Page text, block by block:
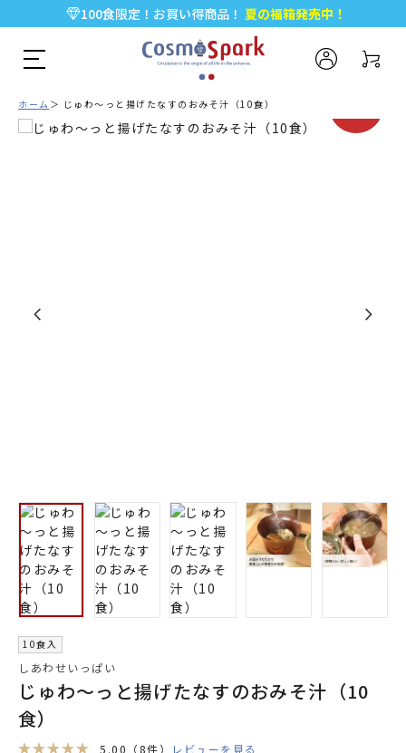
100食限定！お買い得商品！ 夏の福箱発売中！
5,000円以上のお買い物で全国一律送料無料♪
新規会員登録で今すぐ使える500ポイント プレゼント！
ホーム じゅわ～っと揚げたなすのおみそ汁（10食）
10食入
しあわせいっぱい
じゅわ～っと揚げたなすのおみそ汁（10
食）
5.00 （8件） レビューを見る